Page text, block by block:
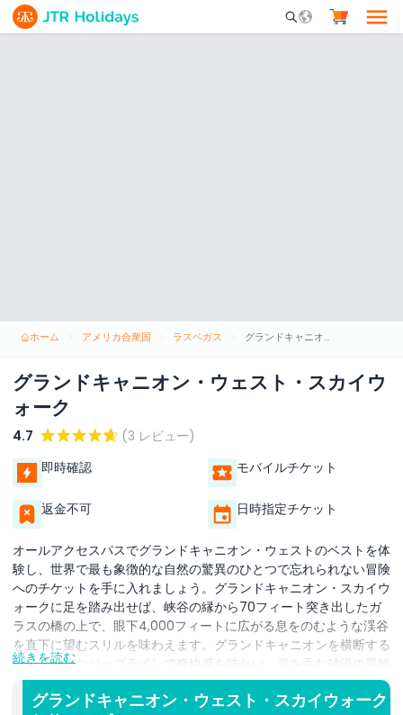
Mobile Search
ホーム アメリカ合衆国 ラスベガス グランドキャニオン・ウェスト・スカイウォーク
グランドキャニオン・ウェスト・スカイウ
ォーク
4.7
(3 レビュー)
即時確認
モバイルチケット
返金不可 日時指定チケット
オールアクセスパスでグランドキャニオン・ウェストのベストを体
験し、世界で最も象徴的な自然の驚異のひとつで忘れられない冒険
へのチケットを手に入れましょう。グランドキャニオン・スカイウ
ォークに足を踏み出せば、峡谷の縁から70フィート突き出したガ
ラスの橋の上で、眼下4,000フィートに広がる息をのむような渓谷
を直下に望むスリルを味わえます。グランドキャニオンを横断する
スリリングなジップラインで爽快感を味わい、息を呑む砂漠の景観
を飛び越え、これまでにないパノラマビューを堪能してください。
このパスにはアーケードの遊び放題も含まれ、リムを探索した後に
続きを読む
グランドキャニオン・ウェスト・スカイウォーク